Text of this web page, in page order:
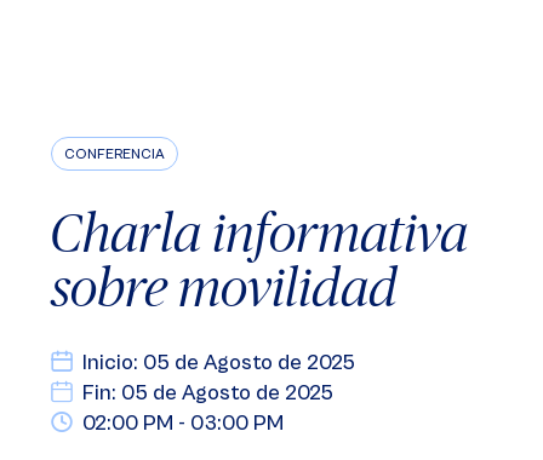
CONFERENCIA
Charla informativa
sobre movilidad
Inicio: 05 de Agosto de 2025
Fin: 05 de Agosto de 2025
02:00 PM - 03:00 PM